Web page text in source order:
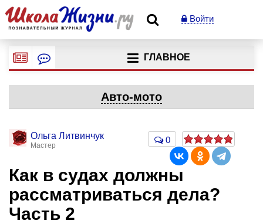
Войти
ГЛАВНОЕ
Авто-мото
Ольга Литвинчук
Мастер
0
Как в судах должны
рассматриваться дела?
Часть 2